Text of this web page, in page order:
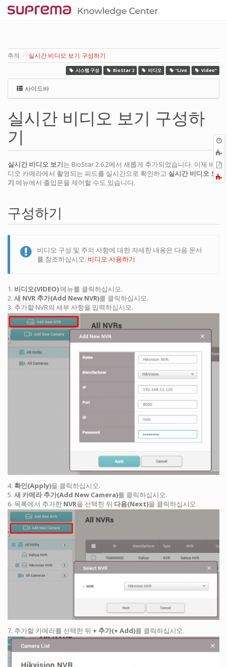
추적 실시간 비디오 보기 구성하기
시스템 구성 BioStar 2 비디오 “Live Video”
사이드바
실시간 비디오 보기 구성하
기
실시간 비디오 보기는 BioStar 2.6.2에서 새롭게 추가되었습니다. 이제 비
디오 카메라에서 촬영되는 피드를 실시간으로 확인하고 실시간 비디오 보
기 메뉴에서 출입문을 제어할 수도 있습니다.
구성하기
비디오 구성 및 주의 사항에 대한 자세한 내용은 다음 문서
를 참조하십시오. 비디오 사용하기
1. 비디오(VIDEO)메뉴를 클릭하십시오.
2. 새 NVR 추가(Add New NVR)를 클릭하십시오.
3. 추가할 NVR의 세부 사항을 입력하십시오.
4. 확인(Apply)을 클릭하십시오.
5. 새 카메라 추가(Add New Camera)를 클릭하십시오.
6. 목록에서 추가한 NVR을 선택한 뒤 다음(Next)을 클릭하십시오.
7. 추가할 카메라를 선택한 뒤 + 추가(+ Add)를 클릭하십시오.